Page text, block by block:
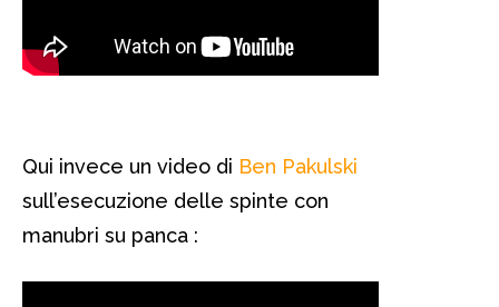
Qui invece un video di Ben Pakulski
sull’esecuzione delle spinte con
manubri su panca :